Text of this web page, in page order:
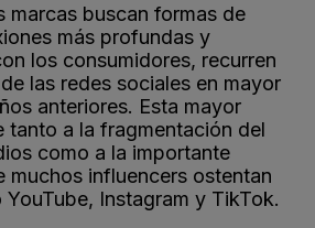
marcas buscan formas de
más profundas y
los consumidores, recurren
las redes sociales en mayor
anteriores. Esta mayor
tanto a la fragmentación del
como a la importante
muchos influencers ostentan
Instagram y TikTok.